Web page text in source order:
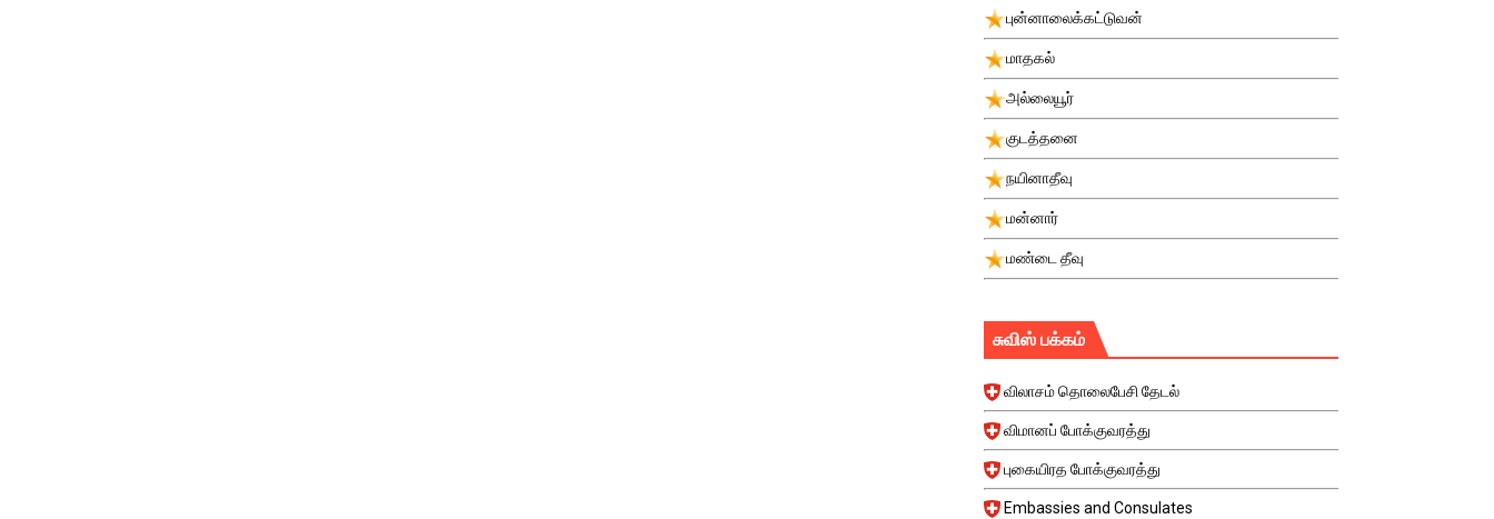
புன்னாலைக்கட்டுவன்
மாதகல்
அல்லையூர்
குடத்தனை
நயினாதீவு
மன்னார்
மண்டை தீவு
சுவிஸ் பக்கம்
விலாசம் தொலைபேசி தேடல்
விமானப் போக்குவரத்து
புகையிரத போக்குவரத்து
Embassies and Consulates